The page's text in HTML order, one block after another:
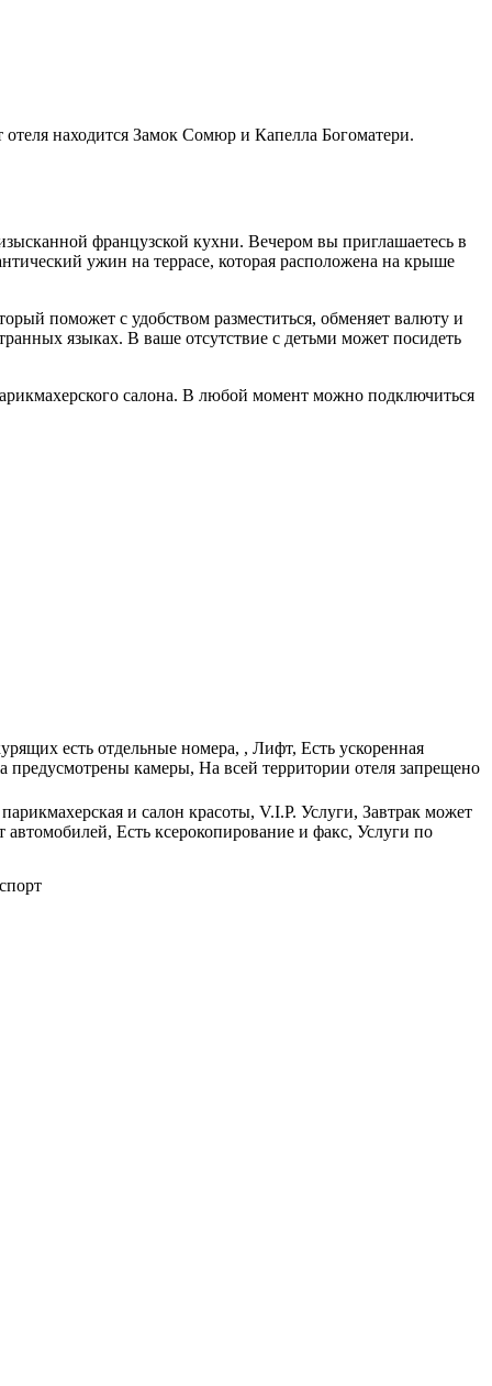
находится Замок Сомюр и Капелла Богоматери.
французской кухни. Вечером вы приглашаетесь в
ужин на террасе, которая расположена на крыше
поможет с удобством разместиться, обменяет валюту и
языках. В ваше отсутствие с детьми может посидеть
салона. В любой момент можно подключиться
есть отдельные номера, , Лифт, Есть ускоренная
предусмотрены камеры, На всей территории отеля запрещено
и салон красоты, V.I.P. Услуги, Завтрак может
Есть ксерокопирование и факс, Услуги по